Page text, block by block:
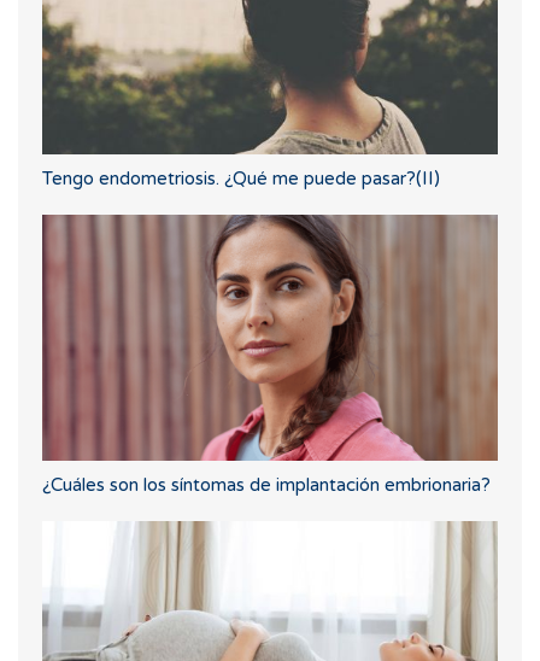
Tengo endometriosis. ¿Qué me puede pasar?(II)
¿Cuáles son los síntomas de implantación embrionaria?